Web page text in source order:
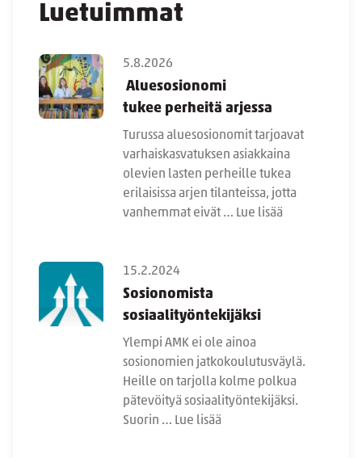
Luetuimmat
5.8.2026
Aluesosionomi
tukee perheitä arjessa
Turussa aluesosionomit tarjoavat
varhaiskasvatuksen asiakkaina
olevien lasten perheille tukea
erilaisissa arjen tilanteissa, jotta
vanhemmat eivät … Lue lisää
15.2.2024
Sosionomista
sosiaalityöntekijäksi
Ylempi AMK ei ole ainoa
sosionomien jatkokoulutusväylä.
Heille on tarjolla kolme polkua
pätevöityä sosiaalityöntekijäksi.
Suorin … Lue lisää